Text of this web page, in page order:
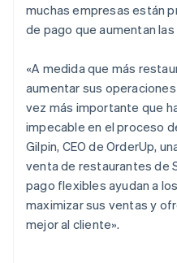
muchas empresas están
de pago que aumentan
«A medida que más
aumentar sus
vez más importante que
impecable en el proceso
Gilpin, CEO de OrderUp,
venta de restaurantes de
pago flexibles ayudan a
maximizar sus ventas y
mejor al cliente».